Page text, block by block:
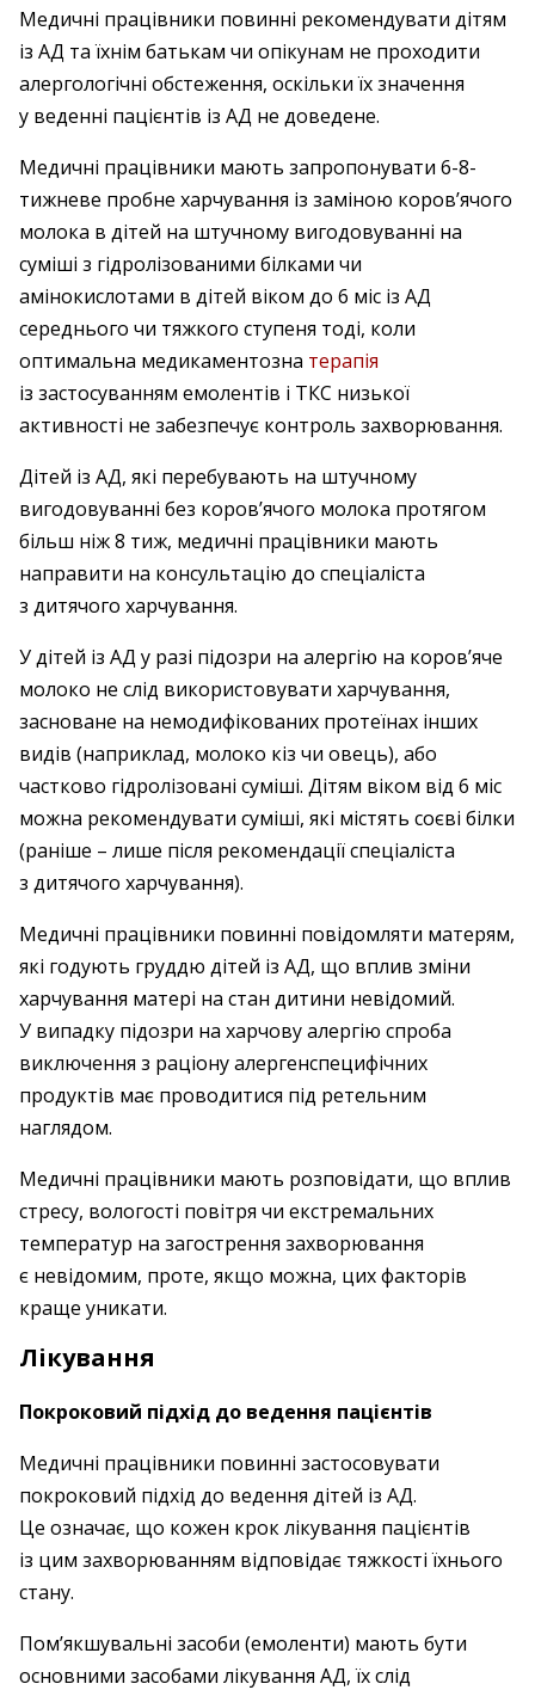
Медичні працівники повинні рекомендувати дітям
із АД та їхнім батькам чи опікунам не проходити
алергологічні обстеження, оскільки їх значення
у веденні пацієнтів із АД не доведене.
Медичні працівники мають запропонувати 6-8-
тижневе пробне харчування із заміною коров’ячого
молока в дітей на штучному вигодовуванні на
суміші з гідролізованими білками чи
амінокислотами в дітей віком до 6 міс із АД
середнього чи тяжкого ступеня тоді, коли
оптимальна медикаментозна терапія
із застосуванням емолентів і ТКС низької
активності не забезпечує контроль захворювання.
Дітей із АД, які перебувають на штучному
вигодовуванні без коров’ячого молока протягом
більш ніж 8 тиж, медичні працівники мають
направити на консультацію до спеціаліста
з дитячого харчування.
У дітей із АД у разі підозри на алергію на коров’яче
молоко не слід використовувати харчування,
засноване на немодифікованих протеїнах інших
видів (наприклад, молоко кіз чи овець), або
частково гідролізовані суміші. Дітям віком від 6 міс
можна рекомендувати суміші, які містять соєві білки
(раніше – ​лише після рекомендації спеціаліста
з дитячого харчування).
Медичні працівники повинні повідомляти матерям,
які годують груддю дітей із АД, що вплив зміни
харчування матері на стан дитини невідомий.
У випадку підозри на харчову алергію спроба
виключення з раціону алергенспецифічних
продуктів має проводитися під ретельним
наглядом.
Медичні працівники мають розповідати, що вплив
стресу, вологості повітря чи екстремальних
температур на загострення захворювання
є невідомим, проте, якщо можна, цих факторів
краще уникати.
Лікування
Покроковий підхід до ведення пацієнтів
Медичні працівники повинні застосовувати
покроковий підхід до ведення дітей із АД.
Це означає, що кожен крок лікування пацієнтів
із цим захворюванням відповідає тяжкості їхнього
стану.
Пом’якшувальні засоби (емоленти) мають бути
основними засобами лікування АД, їх слід